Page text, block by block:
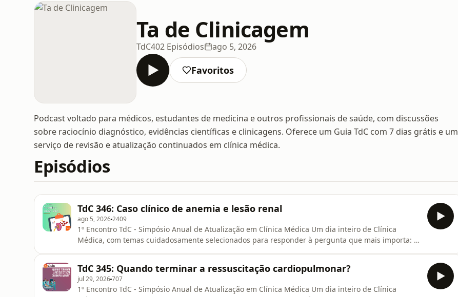
Ta de Clinicagem
TdC402 Episódios ago 5, 2026
Favoritos
Podcast voltado para médicos, estudantes de medicina e outros profissionais de saúde, com discussões
sobre raciocínio diagnóstico, evidências científicas e clinicagens. Oferece um Guia TdC com 7 dias grátis e um
serviço de revisão e atualização continuados em clínica médica.
Episódios
TdC 346: Caso clínico de anemia e lesão renal
ago 5, 20262409
1º Encontro TdC - Simpósio Anual de Atualização em Clínica Médica Um dia inteiro de Clínica
Médica, com temas cuidadosamente selecionados para responder à pergunta que mais importa: o
em São Paulo no dia
TdC 345: Quando terminar a ressuscitação cardiopulmonar?
jul 29, 2026707
1º Encontro TdC - Simpósio Anual de Atualização em Clínica Médica Um dia inteiro de Clínica